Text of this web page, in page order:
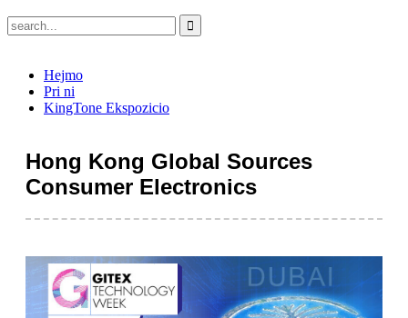
Hejmo
Pri ni
KingTone Ekspozicio
Hong Kong Global Sources
Consumer Electronics